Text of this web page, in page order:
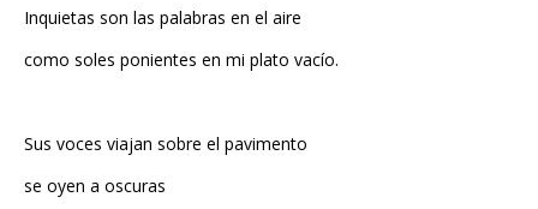
Inquietas son las palabras en el aire
como soles ponientes en mi plato vacío.
Sus voces viajan sobre el pavimento
se oyen a oscuras